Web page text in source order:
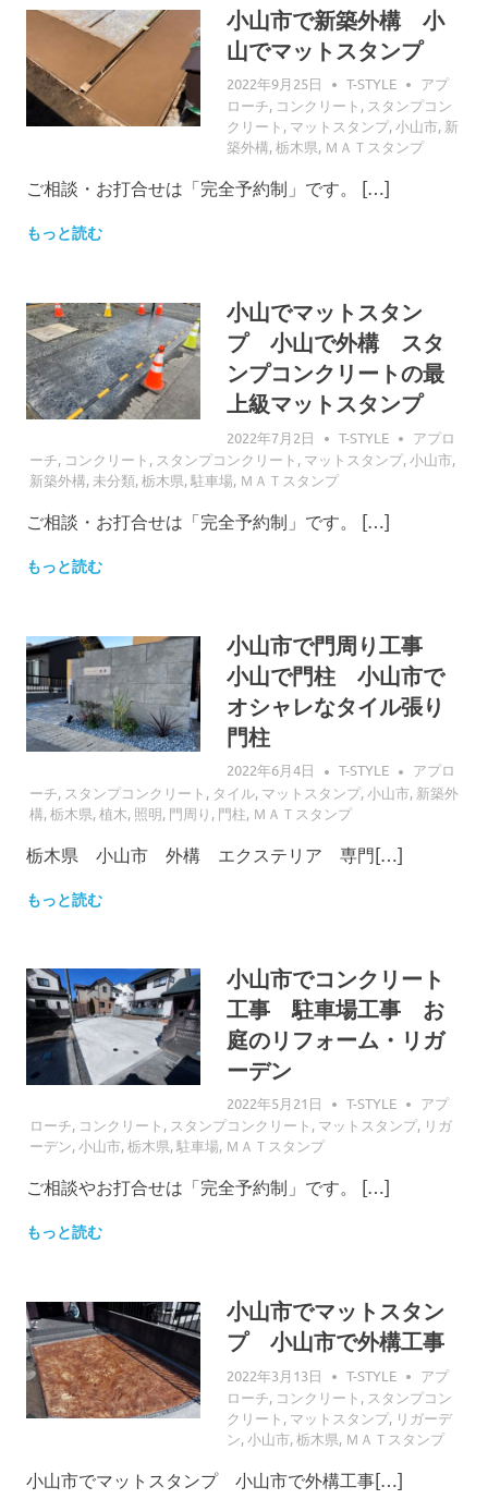
小山市で新築外構 小
山でマットスタンプ
2022年9月25日 T-STYLE
アプ
ローチ, コンクリート , スタンプコン
クリート , マットスタンプ,小山市, 新
築外構,栃木県, ＭＡＴスタンプ
ご相談・お打合せは「完全予約制」です。 […]
もっと読む
小山でマットスタン
プ 小山で外構 スタ
ンプコンクリートの最
上級マットスタンプ
2022年7月2日 T-STYLE
アプロ
ーチ, コンクリート , スタンプコンクリート , マットスタンプ,小山市,
新築外構, 未分類,栃木県,駐車場, ＭＡＴスタンプ
ご相談・お打合せは「完全予約制」です。 […]
もっと読む
小山市で門周り工事
小山で門柱 小山市で
オシャレなタイル張り
門柱
2022年6月4日 T-STYLE
アプロ
ーチ, スタンプコンクリート , タイル, マットスタンプ,小山市, 新築外
構,栃木県,植木, 照明, 門周り , 門柱, ＭＡＴスタンプ
栃木県 小山市 外構 エクステリア 専門[…]
もっと読む
小山市でコンクリート
工事 駐車場工事 お
庭のリフォーム・リガ
ーデン
2022年5月21日 T-STYLE
アプ
ローチ, コンクリート , スタンプコンクリート , マットスタンプ, リガ
ーデン,小山市,栃木県,駐車場, ＭＡＴスタンプ
ご相談やお打合せは「完全予約制」です。 […]
もっと読む
小山市でマットスタン
プ 小山市で外構工事
2022年3月13日 T-STYLE
アプ
ローチ, コンクリート , スタンプコン
クリート , マットスタンプ, リガーデ
ン,小山市,栃木県, ＭＡＴスタンプ
小山市でマットスタンプ 小山市で外構工事[…]